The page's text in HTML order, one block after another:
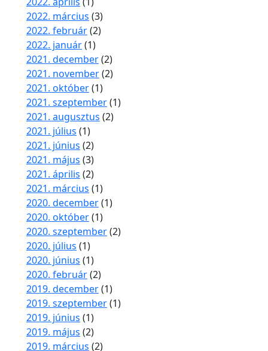
2022. március (3)
2022. február(2)
2022. január(1)
2021. december(2)
2021. november(2)
2021. október(1)
2021. szeptember(1)
2021. augusztus (2)
2021. július (1)
2021. június (2)
2021. május (3)
2021. április (2)
2021. március (1)
2020. december(1)
2020. október(1)
2020. szeptember(2)
2020. július (1)
2020. június (1)
2020. február(2)
2019. december(1)
2019. szeptember(1)
2019. június (1)
2019. május (2)
2019. március (2)